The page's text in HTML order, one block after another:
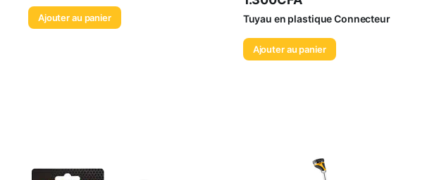
Ajouter au panier Tuyau en plastique Connecteur
Ajouter au panier